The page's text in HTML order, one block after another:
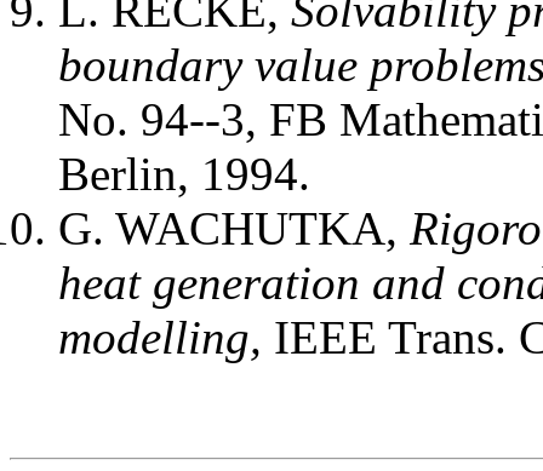
L. RECKE, Solvability
boundary value
No. 94--3, FB
Berlin, 1994.
G. WACHUTKA,
heat generation and
modelling, IEEE Trans.